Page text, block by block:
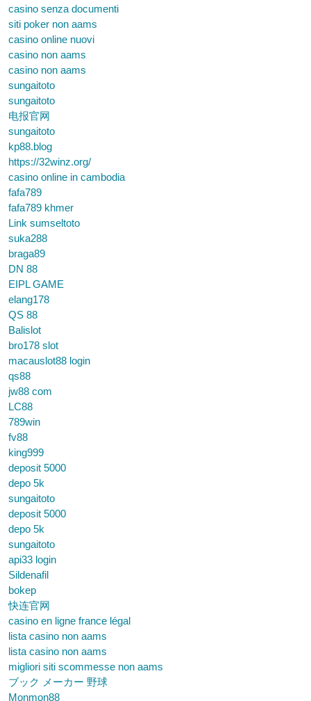
casino senza documenti
siti poker non aams
casino online nuovi
casino non aams
casino non aams
sungaitoto
sungaitoto
电报官网
sungaitoto
kp88.blog
https://32winz.org/
casino online in cambodia
fafa789
fafa789 khmer
Link sumseltoto
suka288
braga89
DN 88
EIPL GAME
elang178
QS 88
Balislot
bro178 slot
macauslot88 login
qs88
jw88 com
LC88
789win
fv88
king999
deposit 5000
depo 5k
sungaitoto
deposit 5000
depo 5k
sungaitoto
api33 login
Sildenafil
bokep
快连官网
casino en ligne france légal
lista casino non aams
lista casino non aams
migliori siti scommesse non aams
ブック メーカー 野球
Monmon88